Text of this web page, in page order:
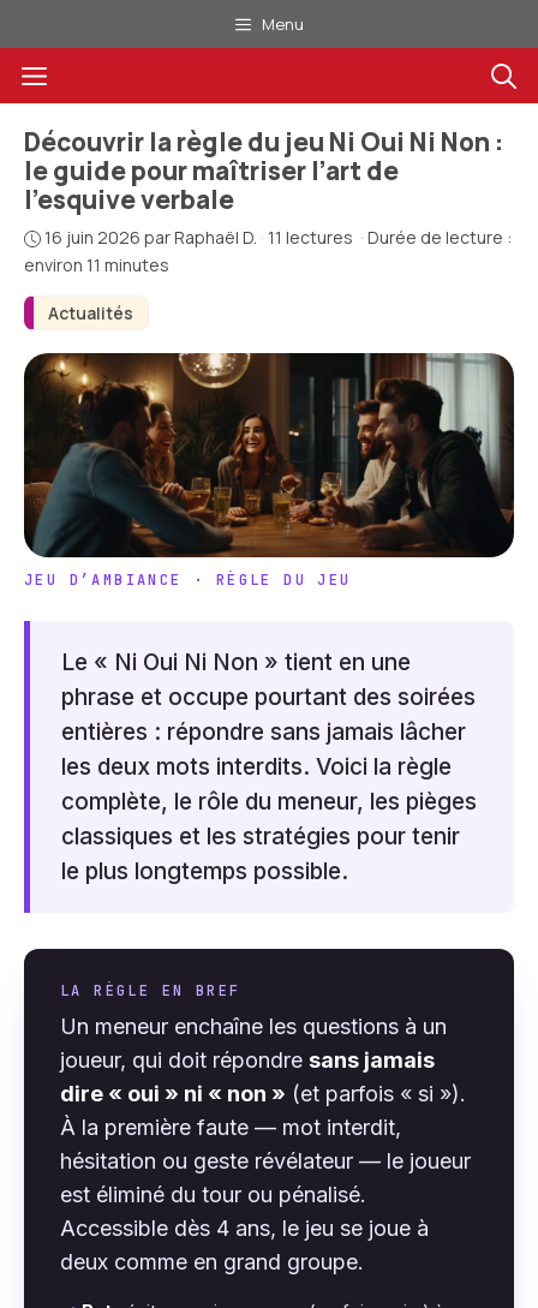
au
contenu
Menu
Menu
Actualités
Découvrir la règle du jeu Ni Oui Ni Non :
le guide pour maîtriser l’art de
l’esquive verbale
16 juin 2026 parRaphaël D. · 11 lectures · Durée de lecture :
environ 11 minutes
JEU D’AMBIANCE · RÈGLE DU JEU
Le « Ni Oui Ni Non » tient en une
phrase et occupe pourtant des soirées
entières : répondre sans jamais lâcher
les deux mots interdits. Voici la règle
complète, le rôle du meneur, les pièges
classiques et les stratégies pour tenir
le plus longtemps possible.
LA RÈGLE EN BREF
Un meneur enchaîne les questions à un
joueur, qui doit répondre sans jamais
dire « oui » ni « non » (et parfois « si »).
À la première faute — mot interdit,
hésitation ou geste révélateur — le joueur
est éliminé du tour ou pénalisé.
Accessible dès 4 ans, le jeu se joue à
deux comme en grand groupe.